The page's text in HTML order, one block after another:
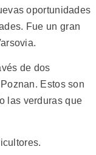
oportunidades
Fue un gran
de dos
Estos son
las verduras que